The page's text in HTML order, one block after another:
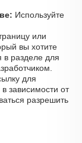
Используйте
или
вы хотите
в разделе для
для
зависимости от
разрешить